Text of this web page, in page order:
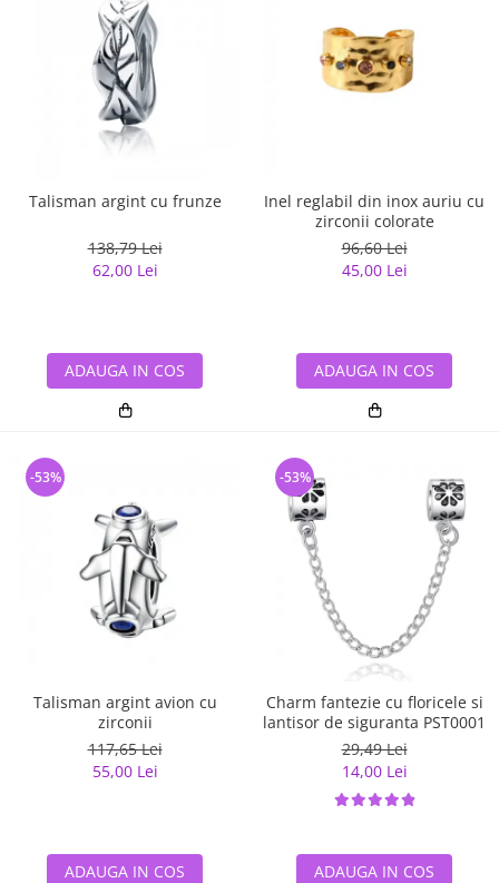
Talisman argint cu frunze
138,79 Lei
62,00 Lei
ADAUGA IN COS
Inel reglabil din inox auriu cu
zirconii colorate
96,60 Lei
45,00 Lei
ADAUGA IN COS
Talisman argint avion cu
zirconii
117,65 Lei
55,00 Lei
-53%
ADAUGA IN COS
Charm fantezie cu floricele si
lantisor de siguranta PST0001
29,49 Lei
14,00 Lei
-53%
ADAUGA IN COS